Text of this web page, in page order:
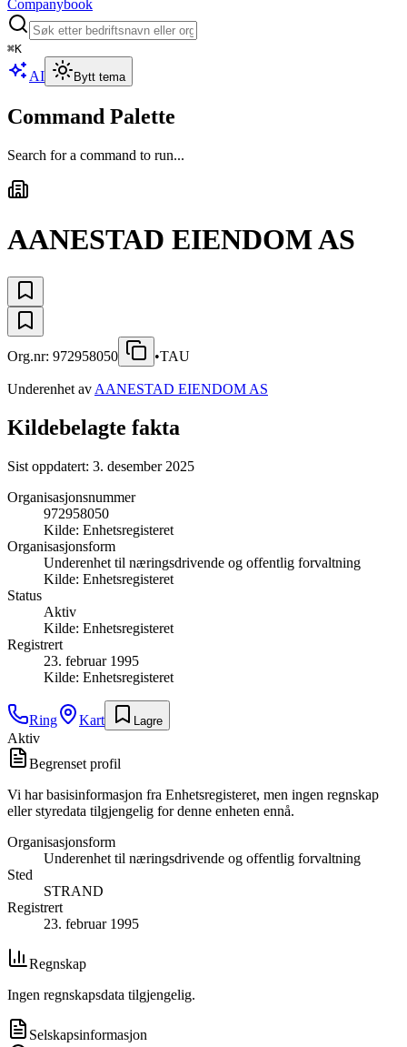
Companybook
⌘K
AI Bytt tema
Command Palette
Search for a command to run...
AANESTAD EIENDOM AS
Org.nr: 972958050 •TAU
Underenhet av AANESTAD EIENDOM AS
Kildebelagte fakta
Sist oppdatert: 3. desember 2025
Organisasjonsnummer
972958050
Kilde: Enhetsregisteret
Organisasjonsform
Underenhet til næringsdrivende og offentlig forvaltning
Kilde: Enhetsregisteret
Status
Aktiv
Kilde: Enhetsregisteret
Registrert
23. februar 1995
Kilde: Enhetsregisteret
Ring Kart Lagre
Aktiv
Begrenset profil
Vi har basisinformasjon fra Enhetsregisteret, men ingen regnskap
eller styredata tilgjengelig for denne enheten ennå.
Organisasjonsform
Underenhet til næringsdrivende og offentlig forvaltning
Sted
STRAND
Registrert
23. februar 1995
Regnskap
Ingen regnskapsdata tilgjengelig.
Selskapsinformasjon